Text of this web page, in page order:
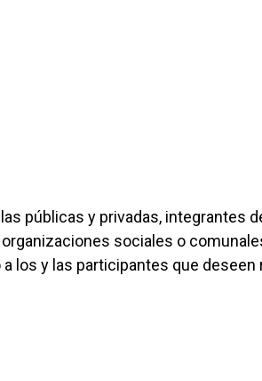
públicas y privadas, integrantes
sociales o
los y las participantes que